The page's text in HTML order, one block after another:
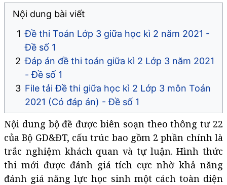
Nội dung bài viết
Đề thi Toán Lớp 3 giữa học kì 2 năm 2021 -
Đề số 1
Đáp án đề thi toán giữa kì 2 Lớp 3 năm 2021
- Đề số 1
File tải Đề thi giữa học kì 2 Lớp 3 môn Toán
2021 (Có đáp án) - Đề số 1
Nội dung bộ đề được biên soạn theo thông tư 22
của Bộ GD&ĐT, cấu trúc bao gồm 2 phần chính là
trắc nghiệm khách quan và tự luận. Hình thức
thi mới được đánh giá tích cực nhờ khả năng
đánh giá năng lực học sinh một cách toàn diện